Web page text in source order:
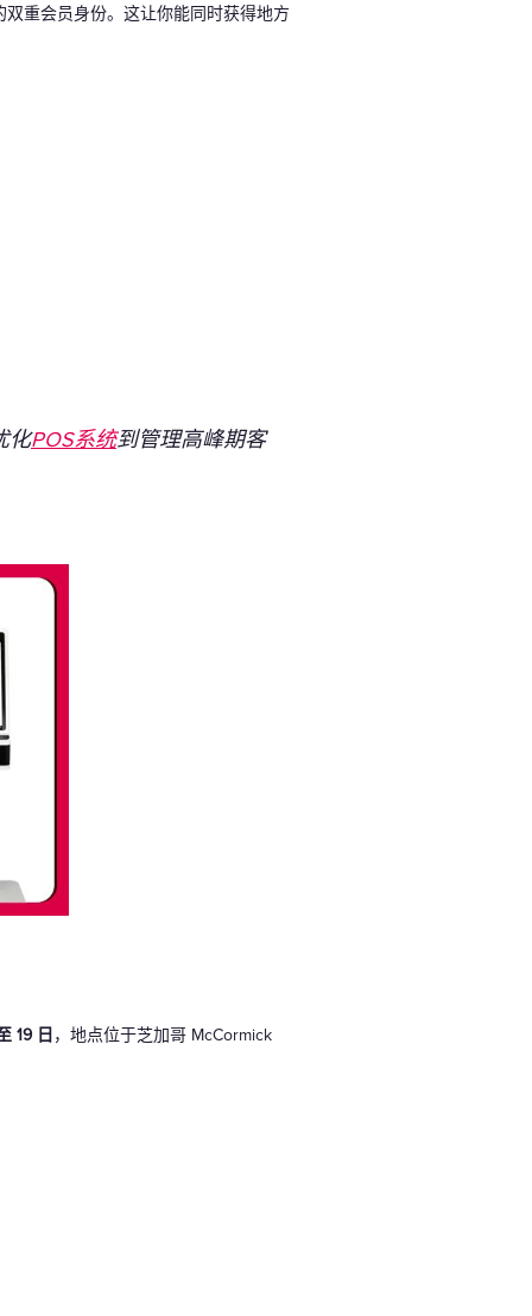
双重会员身份。这让你能同时获得地方
化POS系统到管理高峰期客
19 日 ，地点位于芝加哥 McCormick